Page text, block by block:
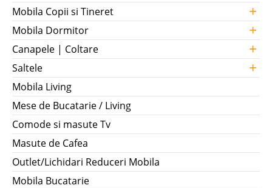
Mobila Copii si Tineret +
Mobila Dormitor +
Canapele | Coltare +
Saltele +
Mobila Living
Mese de Bucatarie / Living
Comode si masute Tv
Masute de Cafea
Outlet/Lichidari Reduceri Mobila
Mobila Bucatarie